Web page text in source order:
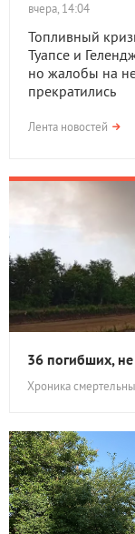
вчера, 14:04
Топливный
Туапсе и
но жалобы на
прекратились
Лента новостей
36 погибших,
Хроника